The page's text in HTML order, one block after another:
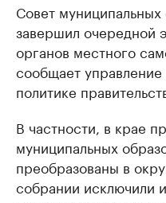
Совет
завершил очередной
органов местного
сообщает
политике
В частности, в крае
муниципальных
преобразованы в
собрании исключили